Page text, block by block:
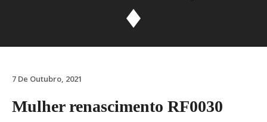
7 De Outubro, 2021
Mulher renascimento RF0030